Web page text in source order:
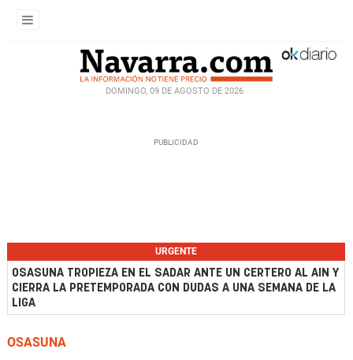
DOMINGO, 09 DE AGOSTO DE 2026
URGENTE
OSASUNA TROPIEZA EN EL SADAR ANTE UN CERTERO AL AIN Y
CIERRA LA PRETEMPORADA CON DUDAS A UNA SEMANA DE LA
LIGA
OSASUNA